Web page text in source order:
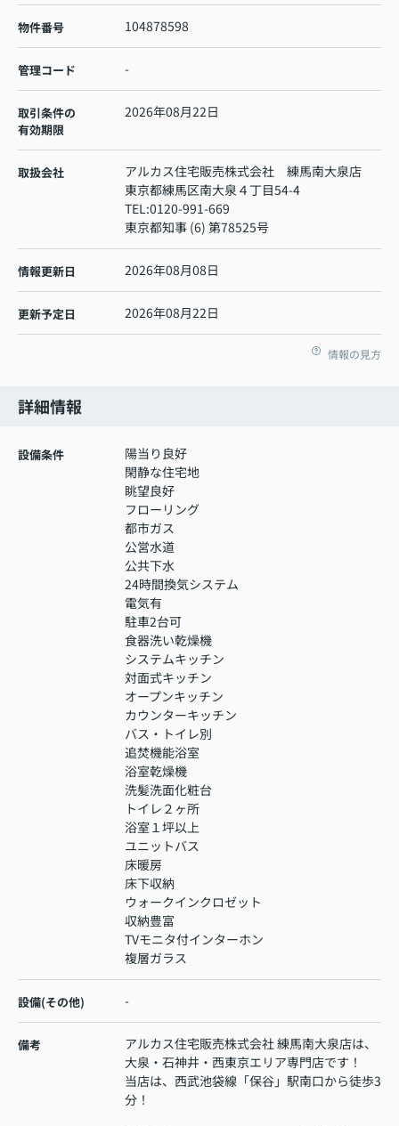
物件番号 104878598
管理コード -
取引条件の
有効期限
2026年08月22日
取扱会社
アルカス住宅販売株式会社 練馬南大泉店
東京都練馬区南大泉４丁目54-4
TEL:0120-991-669
東京都知事 (6) 第78525号
情報更新日 2026年08月08日
更新予定日 2026年08月22日
情報の見方
詳細情報
設備条件
陽当り良好
閑静な住宅地
眺望良好
フローリング
都市ガス
公営水道
公共下水
24時間換気システム
電気有
駐車2台可
食器洗い乾燥機
システムキッチン
対面式キッチン
オープンキッチン
カウンターキッチン
バス・トイレ別
追焚機能浴室
浴室乾燥機
洗髪洗面化粧台
トイレ２ヶ所
浴室１坪以上
ユニットバス
床暖房
床下収納
ウォークインクロゼット
収納豊富
TVモニタ付インターホン
複層ガラス
設備(その他) -
備考
アルカス住宅販売株式会社 練馬南大泉店は、
大泉・石神井・西東京エリア専門店です！
当店は、西武池袋線「保谷」駅南口から徒歩3
分！